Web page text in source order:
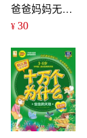
爸爸妈妈无条件爱我
¥ 30